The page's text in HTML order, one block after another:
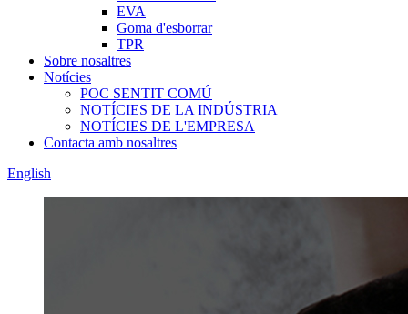
EVA
Goma d'esborrar
TPR
Sobre nosaltres
Notícies
POC SENTIT COMÚ
NOTÍCIES DE LA INDÚSTRIA
NOTÍCIES DE L'EMPRESA
Contacta amb nosaltres
English